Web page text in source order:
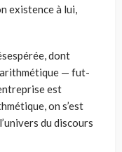
existence à lui,
dont
— fut-
est
on s’est
du discours